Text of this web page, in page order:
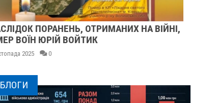
У ПОЛТАВІ ПОПРОЩАЛИСЯ ІЗ ВІЙСЬКОВИМИ
ВОЛОДИМИРОМ КАРЕНГІНИМ ТА ОЛЕГОМ
ЛІЩИНСЬКИМ
БЛОГИ